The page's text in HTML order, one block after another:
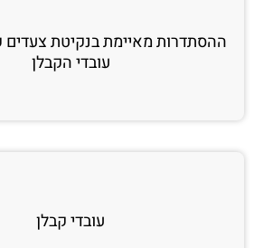
ההסתדרות מאיימת בנקיטת צעדים
עובדי הקבלן
עובדי קבלן